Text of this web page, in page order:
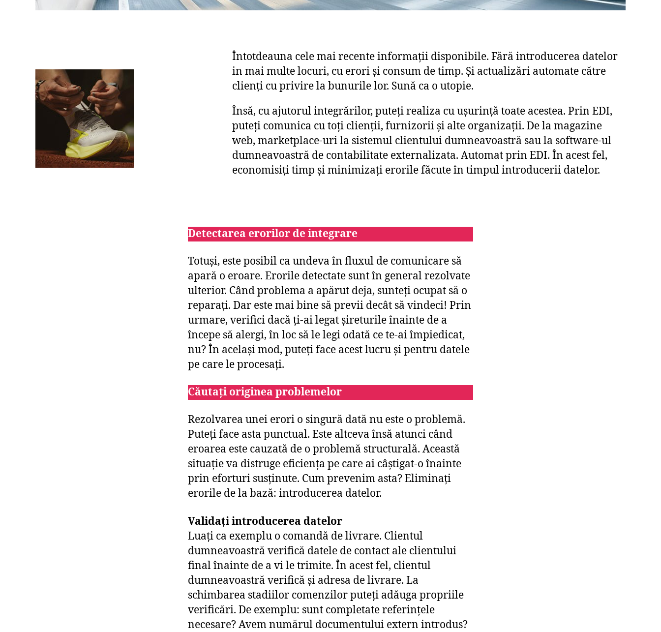
Întotdeauna cele mai recente informații disponibile. Fără introducerea datelor
in mai multe locuri, cu erori și consum de timp. Și actualizări automate către
clienți cu privire la bunurile lor. Sună ca o utopie.
Însă, cu ajutorul integrărilor, puteți realiza cu ușurință toate acestea. Prin EDI,
puteți comunica cu toți clienții, furnizorii și alte organizații. De la magazine
web, marketplace-uri la sistemul clientului dumneavoastră sau la software-ul
dumneavoastră de contabilitate externalizata. Automat prin EDI. În acest fel,
economisiți timp și minimizați erorile făcute în timpul introducerii datelor.
Detectarea erorilor de integrare
Totuși, este posibil ca undeva în fluxul de comunicare să
apară o eroare. Erorile detectate sunt în general rezolvate
ulterior. Când problema a apărut deja, sunteți ocupat să o
reparați. Dar este mai bine să previi decât să vindeci! Prin
urmare, verifici dacă ți-ai legat șireturile înainte de a
începe să alergi, în loc să le legi odată ce te-ai împiedicat,
nu? În același mod, puteți face acest lucru și pentru datele
pe care le procesați.
Căutați originea problemelor
Rezolvarea unei erori o singură dată nu este o problemă.
Puteți face asta punctual. Este altceva însă atunci când
eroarea este cauzată de o problemă structurală. Această
situație va distruge eficiența pe care ai câștigat-o înainte
prin eforturi susținute. Cum prevenim asta? Eliminați
erorile de la bază: introducerea datelor.
Validați introducerea datelor
Luați ca exemplu o comandă de livrare. Clientul
dumneavoastră verifică datele de contact ale clientului
final înainte de a vi le trimite. În acest fel, clientul
dumneavoastră verifică și adresa de livrare. La
schimbarea stadiilor comenzilor puteți adăuga propriile
verificări. De exemplu: sunt completate referințele
necesare? Avem numărul documentului extern introdus?